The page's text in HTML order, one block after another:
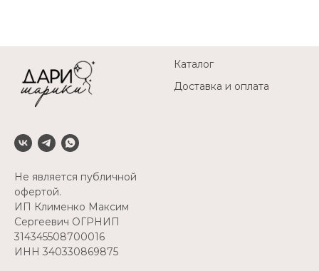
Не является публичной
офертой.
ИП Клименко Максим
Сергеевич ОГРНИП
314345508700016
ИНН 340330869875
Каталог
Доставка и оплата